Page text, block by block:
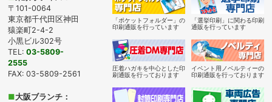
〒101-0064
東京都千代田区神田
猿楽町2-4-2
小黒ビル302号
TEL:03-5809-
2555
FAX: 03-5809-2561
■大阪ブランチ：
「ポケットフォルダー」の
印刷通販を行っています
「選挙印刷」に関わる印刷
通販を行っています
圧着ハガキを中心とした印
刷通販を行っております
イベント用ノベルティーの
印刷通販を行っております